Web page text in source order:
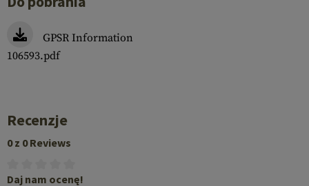
GPSR Information
106593.pdf
Recenzje
0 z 0 Reviews
Daj nam ocenę!